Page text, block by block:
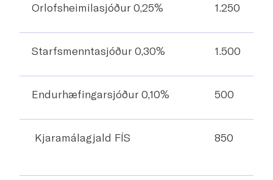
Orlofsheimilasjóður 0,25% 1.250
Starfsmenntasjóður 0,30% 1.500
Endurhæfingarsjóður 0,10% 500
Kjaramálagjald FÍS 850